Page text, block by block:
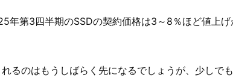
年第3四半期のSSDの契約価格は3～8％ほど値上
るのはもうしばらく先になるでしょうが、少しで